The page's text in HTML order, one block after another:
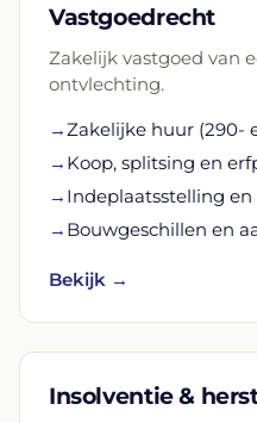
Vastgoedrecht
Zakelijk vastgoed van
ontvlechting.
→Zakelijke huur (290-
→ Koop, splitsing en
→ Indeplaatsstelling
→ Bouwgeschillen en
Bekijk →
Insolventie &